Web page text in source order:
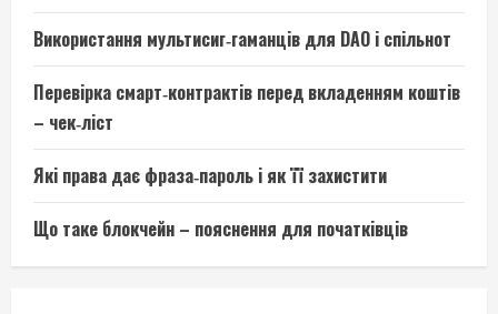
Використання мультисиг‑гаманців для DAO і спільнот
Перевірка смарт‑контрактів перед вкладенням коштів
– чек‑ліст
Які права дає фраза‑пароль і як її захистити
Що таке блокчейн – пояснення для початківців